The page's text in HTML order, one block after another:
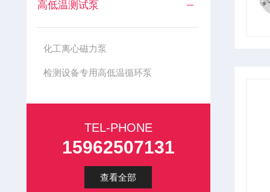
高低温测试泵
化工离心磁力泵
检测设备专用高低温循环泵
TEL-PHONE
15962507131
查看全部